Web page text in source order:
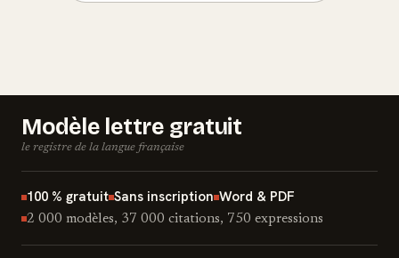
Modèle lettre gratuit
le registre de la langue française
100 % gratuit Sans inscription Word & PDF
2 000 modèles, 37 000 citations, 750 expressions